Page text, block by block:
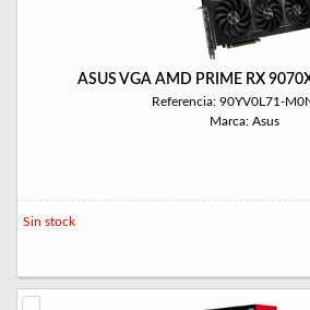
ASUS VGA AMD PRIME RX
Referencia: 90YV0L71-
Marca: Asus
Sin stock